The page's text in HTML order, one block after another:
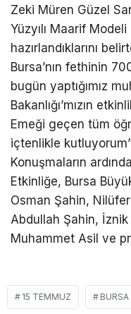
Zeki Müren Güzel
Yüzyılı Maarif
hazırlandıklarını
Bursa’nın fethinin
bugün yaptığımız
Bakanlığı’mızın
Emeği geçen tüm
içtenlikle
Konuşmaların
Etkinliğe, Bursa
Osman Şahin,
Abdullah Şahin,
Muhammet Asil ve
15 TEMMUZ BURSA